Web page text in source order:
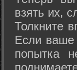
взять их,
Толкните
Если ваше
попытка